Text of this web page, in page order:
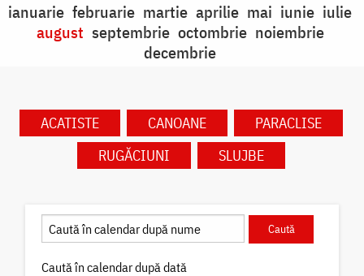
ianuarie februarie martie aprilie mai iunie iulie
august septembrie octombrie noiembrie
decembrie
ACATISTE CANOANE
PARACLISE
RUGĂCIUNI
SLUJBE
Caută în calendar după dată